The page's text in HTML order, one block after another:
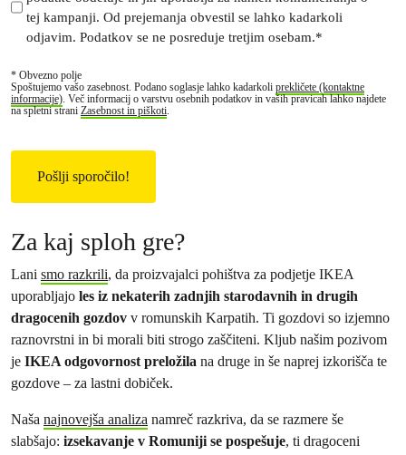
r
t
i
o
s
s
_
m
n
i
t
y
r
i
t
s
s
i
_
g
d
p
r
_
tej kampanji. Od prejemanja obvestil se lahko kadarkoli
odjavim. Podatkov se ne posreduje tretjim osebam.*
* Obvezno polje
Spoštujemo vašo zasebnost. Podano soglasje lahko kadarkoli prekličete (kontaktne
informacije). Več informacij o varstvu osebnih podatkov in vaših pravicah lahko najdete
na spletni strani Zasebnost in piškoti.
Za kaj sploh gre?
Lani smo razkrili, da proizvajalci pohištva za podjetje IKEA
uporabljajo les iz nekaterih zadnjih starodavnih in drugih
dragocenih gozdov v romunskih Karpatih. Ti gozdovi so izjemno
raznovrstni in bi morali biti strogo zaščiteni. Kljub našim pozivom
je IKEA odgovornost preložila na druge in še naprej izkorišča te
gozdove – za lastni dobiček.
Naša najnovejša analiza namreč razkriva, da se razmere še
slabšajo: izsekavanje v Romuniji se pospešuje, ti dragoceni